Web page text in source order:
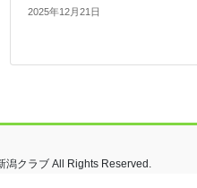
2025年12月21日
クラブ All Rights Reserved.